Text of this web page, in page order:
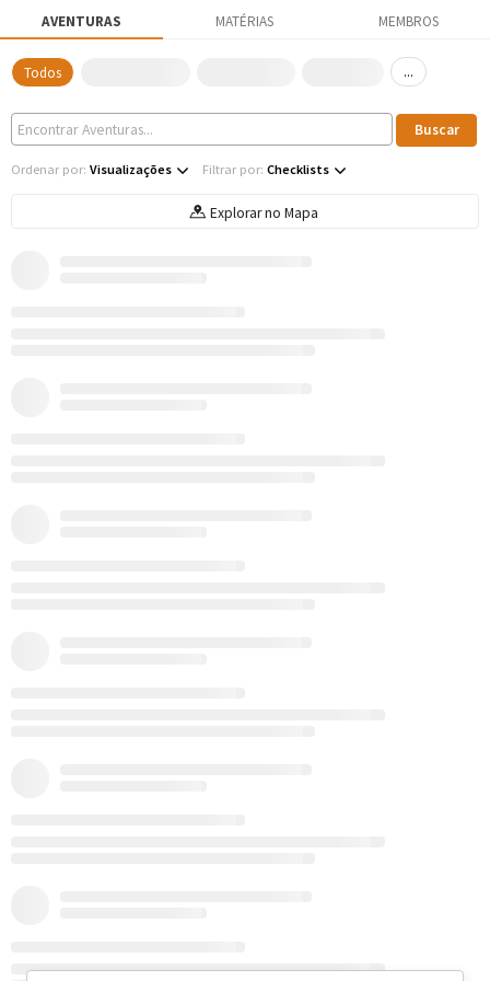
AVENTURAS MATÉRIAS MEMBROS
Todos ...
Ordenar por: Visualizações Filtrar por: Checklists
Explorar no Mapa